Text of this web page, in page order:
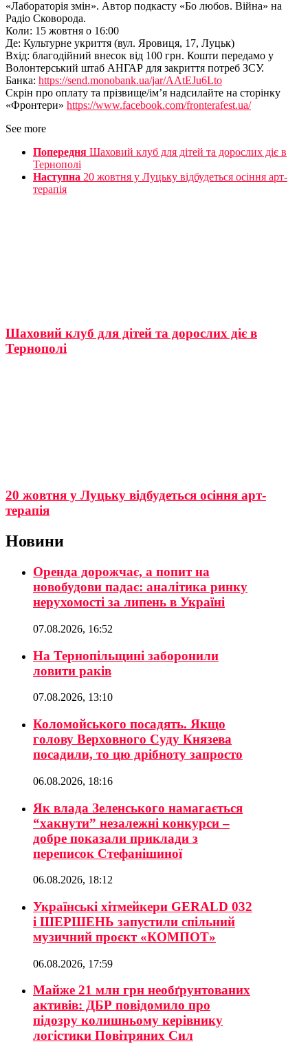
«Лабораторія змін». Автор подкасту «Бо любов. Війна» на
Радіо Сковорода.
Коли: 15 жовтня о 16:00
Де: Культурне укриття (вул. Яровиця, 17, Луцьк)
Вхід: благодійний внесок від 100 грн. Кошти передамо у
Волонтерський штаб АНГАР для закриття потреб ЗСУ.
Банка: https://send.monobank.ua/jar/AAtEJu6Lto
Скрін про оплату та прізвище/ім’я надсилайте на сторінку
«Фронтери» https://www.facebook.com/fronterafest.ua/
See more
Попередня Шаховий клуб для дітей та дорослих діє в
Тернополі
Наступна 20 жовтня у Луцьку відбудеться осіння арт-
терапія
Шаховий клуб для дітей та дорослих діє в
Тернополі
20 жовтня у Луцьку відбудеться осіння арт-
терапія
Новини
Оренда дорожчає, а попит на
новобудови падає: аналітика ринку
нерухомості за липень в Україні
07.08.2026, 16:52
На Тернопільщині заборонили
ловити раків
07.08.2026, 13:10
Коломойського посадять. Якщо
голову Верховного Суду Князева
посадили, то цю дрібноту запросто
06.08.2026, 18:16
Як влада Зеленського намагається
“хакнути” незалежні конкурси –
добре показали приклади з
переписок Стефанішиної
06.08.2026, 18:12
Українські хітмейкери GERALD 032
і ШЕРШЕНЬ запустили спільний
музичний проєкт «КОМПОТ»
06.08.2026, 17:59
Майже 21 млн грн необґрунтованих
активів: ДБР повідомило про
підозру колишньому керівнику
логістики Повітряних Сил